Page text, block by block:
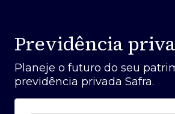
Previdência
Planeje o futuro do seu
previdência privada Safra.